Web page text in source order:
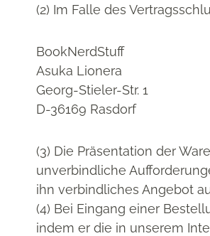
(2) Im Falle des
BookNerdStuff
Asuka Lionera
Georg-Stieler-Str. 1
D-36169 Rasdorf
(3) Die Präsentation der
unverbindliche
ihn verbindliches Angebot
(4) Bei Eingang einer
indem er die in unserem